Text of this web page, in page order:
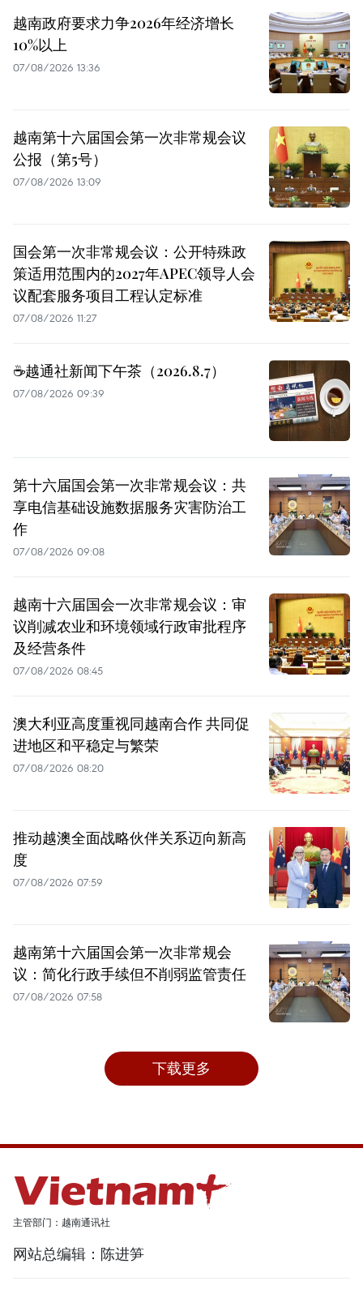
越南政府要求力争2026年经济增长
10%以上
07/08/2026 13:36
越南第十六届国会第一次非常规会议
公报（第5号）
07/08/2026 13:09
国会第一次非常规会议：公开特殊政
策适用范围内的2027年APEC领导人会
议配套服务项目工程认定标准
07/08/2026 11:27
☕️越通社新闻下午茶（2026.8.7）
07/08/2026 09:39
第十六届国会第一次非常规会议：共
享电信基础设施数据服务灾害防治工
作
07/08/2026 09:08
越南十六届国会一次非常规会议：审
议削减农业和环境领域行政审批程序
及经营条件
07/08/2026 08:45
澳大利亚高度重视同越南合作 共同促
进地区和平稳定与繁荣
07/08/2026 08:20
推动越澳全面战略伙伴关系迈向新高
度
07/08/2026 07:59
越南第十六届国会第一次非常规会
议：简化行政手续但不削弱监管责任
07/08/2026 07:58
下载更多
主管部门：越南通讯社
网站总编辑：陈进笋